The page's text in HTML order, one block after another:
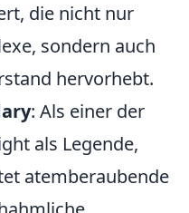
die nicht nur
sondern auch
hervorhebt.
: Als einer der
als Legende,
atemberaubende